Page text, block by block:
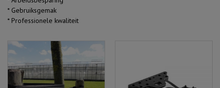
ons
fotoalbum
klantenservice
* Gebruiksgemak
* Professionele kwaliteit